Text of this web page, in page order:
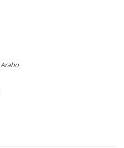
Arabo